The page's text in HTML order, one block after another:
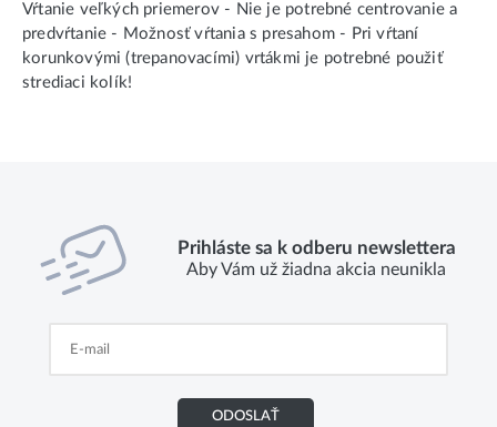
Vŕtanie veľkých priemerov - Nie je potrebné centrovanie a
predvŕtanie - Možnosť vŕtania s presahom - Pri vŕtaní
korunkovými (trepanovacími) vrtákmi je potrebné použiť
strediaci kolík!
Prihláste sa k odberu newslettera
Aby Vám už žiadna akcia neunikla
ODOSLAŤ